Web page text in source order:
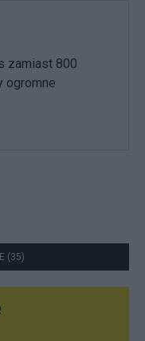
zamiast 800
ogromne
(35)